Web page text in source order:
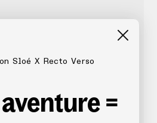
Sloé X Recto Verso
=